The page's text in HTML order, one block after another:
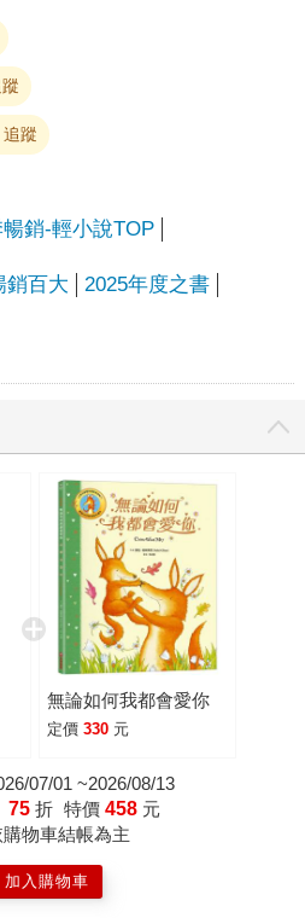
追蹤
銷-輕小說TOP
銷百大 2025年度之書
無論如何我都會愛你
定價 330 元
07/01 ~2026/08/13
75 折 特價 458 元
物車結帳為主
加入購物車